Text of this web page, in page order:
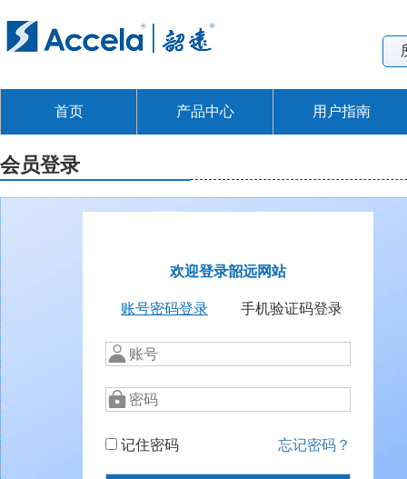
首页 产品中心 用户指南
会员登录
欢迎登录韶远网站
账号密码登录 手机验证码登录
记住密码 忘记密码？